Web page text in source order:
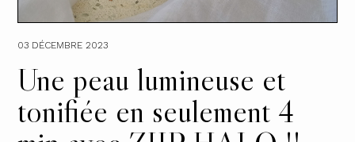
03 DÉCEMBRE 2023
Une peau lumineuse et
tonifiée en seulement 4